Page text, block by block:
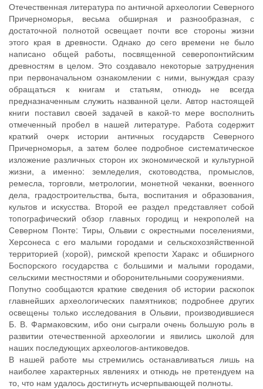
Отечественная литература по античной археологии Северного
Причерноморья, весьма обширная и разнообразная, с
достаточной полнотой освещает почти все стороны жизни
этого края в древности. Однако до сего времени не было
написано общей работы, посвященной северопонтийским
древностям в целом. Это создавало некоторые затруднения
при первоначальном ознакомлении с ними, вынуждая сразу
обращаться к книгам и статьям, отнюдь не всегда
предназначенным служить названной цели. Автор настоящей
книги поставил своей задачей в какой-то мере восполнить
отмеченный пробел в нашей литературе. Работа содержит
краткий очерк истории античных государств Северного
Причерноморья, а затем более подробное систематическое
изложение различных сторон их экономической и культурной
жизни, а именно: земледелия, скотоводства, промыслов,
ремесла, торговли, метрологии, монетной чеканки, военного
дела, градостроительства, быта, воспитания и образования,
культов и искусства. Второй ее раздел представляет собой
топографический обзор главных городищ и некрополей на
Северном Понте: Тиры, Ольвии с окрестными поселениями,
Херсонеса с его малыми городами и сельскохозяйственной
территорией (хорой), римской крепости Харакс и обширного
Боспорского государства с большими и малыми городами,
сельскими местностями и оборонительными сооружениями.
Попутно сообщаются краткие сведения об истории раскопок
главнейших археологических памятников; подробнее других
освещены только исследования в Ольвии, производившиеся
Б. В. Фармаковским, ибо они сыграли очень большую роль в
развитии отечественной археологии и явились школой для
наших последующих археологов-антиковедов.
В нашей работе мы стремились останавливаться лишь на
наиболее характерных явлениях и отнюдь не претендуем на
то, что нам удалось достигнуть исчерпывающей полноты.